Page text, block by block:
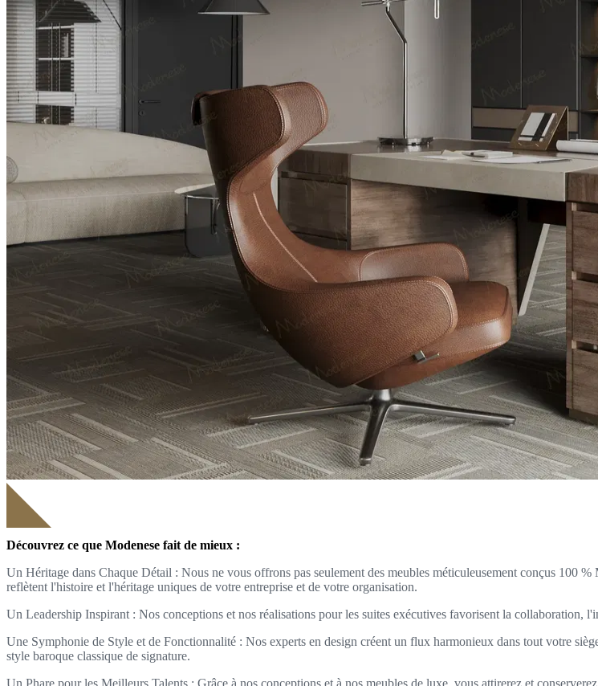
Découvrez ce que Modenese fait de mieux :
Un Héritage dans Chaque Détail : Nous ne vous offrons pas seulement des meubles méticuleusement conçus 100
reflètent l'histoire et l'héritage uniques de votre entreprise et de votre organisation.
Un Leadership Inspirant : Nos conceptions et nos réalisations pour les suites exécutives favorisent la collaboration,
Une Symphonie de Style et de Fonctionnalité : Nos experts en design créent un flux harmonieux dans tout votre
style baroque classique de signature.